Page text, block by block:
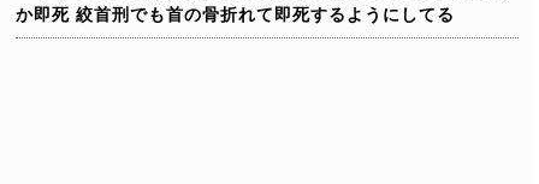
か即死 絞首刑でも首の骨折れて即死するようにしてる